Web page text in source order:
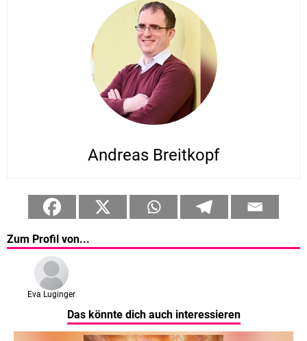
Andreas Breitkopf
Zum Profil von...
Eva Luginger
Das könnte dich auch interessieren